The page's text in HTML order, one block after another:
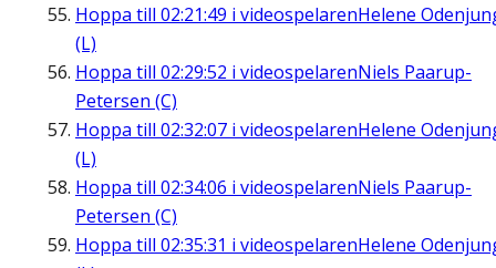
Hoppa till 02:21:49 i videospelarenHelene
(L)
Hoppa till 02:29:52 i videospelarenNiels Paarup-
Petersen (C)
Hoppa till 02:32:07 i videospelarenHelene
(L)
Hoppa till 02:34:06 i videospelarenNiels Paarup-
Petersen (C)
Hoppa till 02:35:31 i videospelarenHelene